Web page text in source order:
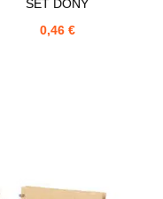
SET DONY
0,46 €